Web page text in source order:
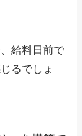
給料日前で
るでしょ